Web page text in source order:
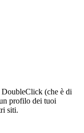
DoubleClick (che è di
profilo dei tuoi
siti.